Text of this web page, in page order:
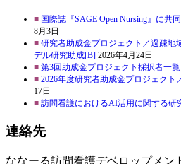
国際誌『SAGE Open Nursing』に共
8月3日
研究者助成金プロジェクト／過疎地
デル研究助成[B] 2026年4月24日
第3回助成金プロジェクト採択者一覧
2026年度研究者助成金プロジェク
17日
訪問看護におけるAI活用に関する研
連絡先
ななーる訪問看護デベロップメン